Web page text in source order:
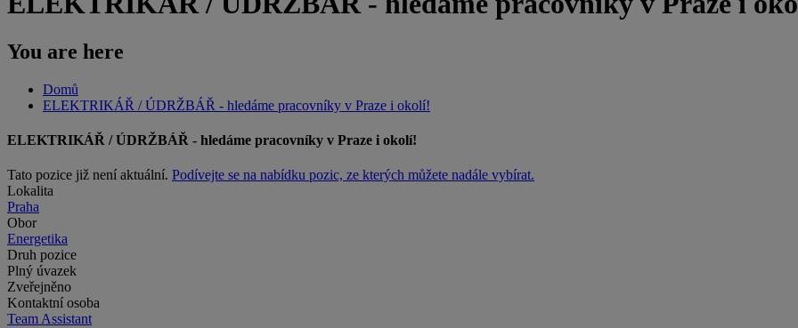
You are here
Domů
ELEKTRIKÁŘ / ÚDRŽBÁŘ - hledáme pracovníky v Praze i okolí!
ELEKTRIKÁŘ / ÚDRŽBÁŘ - hledáme pracovníky v Praze i okolí!
Tato pozice již není aktuální. Podívejte se na nabídku pozic, ze kterých můžete nadále vybírat.
Lokalita
Praha
Obor
Energetika
Druh pozice
Plný úvazek
Zveřejněno
Kontaktní osoba
Team Assistant